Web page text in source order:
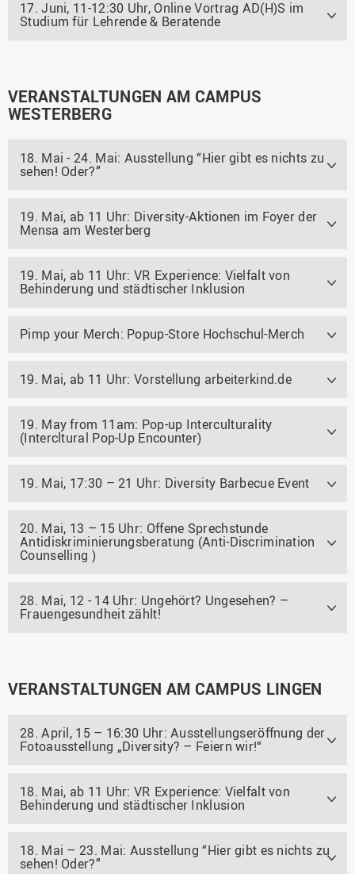
17. Juni, 11-12:30 Uhr, Online Vortrag AD(H)S im
Studium für Lehrende & Beratende
VERANSTALTUNGEN AM CAMPUS
WESTERBERG
18. Mai - 24. Mai: Ausstellung “Hier gibt es nichts zu
sehen! Oder?”
19. Mai, ab 11 Uhr: Diversity-Aktionen im Foyer der
Mensa am Westerberg
19. Mai, ab 11 Uhr: VR Experience: Vielfalt von
Behinderung und städtischer Inklusion
Pimp your Merch: Popup-Store Hochschul-Merch
19. Mai, ab 11 Uhr: Vorstellung arbeiterkind.de
19. May from 11am: Pop-up Interculturality
(Intercltural Pop-Up Encounter)
19. Mai, 17:30 – 21 Uhr: Diversity Barbecue Event
20. Mai, 13 – 15 Uhr: Offene Sprechstunde
Antidiskriminierungsberatung (Anti-Discrimination
Counselling )
28. Mai, 12 - 14 Uhr: Ungehört? Ungesehen? –
Frauengesundheit zählt!
VERANSTALTUNGEN AM CAMPUS LINGEN
28. April, 15 – 16:30 Uhr: Ausstellungseröffnung der
Fotoausstellung „Diversity? – Feiern wir!“
18. Mai, ab 11 Uhr: VR Experience: Vielfalt von
Behinderung und städtischer Inklusion
18. Mai – 23. Mai: Ausstellung “Hier gibt es nichts zu
sehen! Oder?”